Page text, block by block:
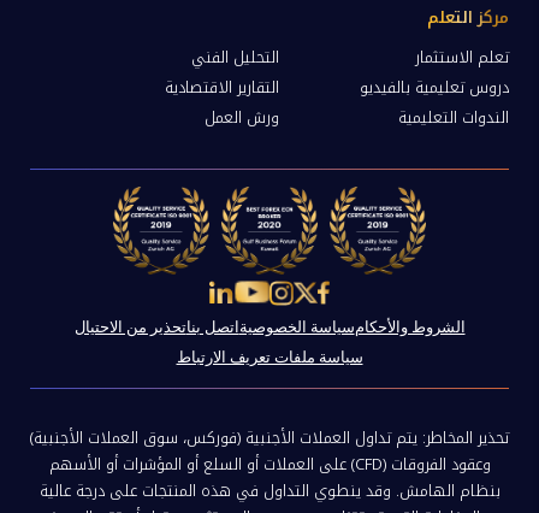
مركز التعلم
تعلم الاستثمار
التحليل الفني
دروس تعليمية بالفيديو
التقارير الاقتصادية
الندوات التعليمية
ورش العمل
الشروط والأحكامسياسة الخصوصية اتصل بناتحذير من الاحتيال
سياسة ملفات تعريف الارتباط
تحذير المخاطر: يتم تداول العملات الأجنبية (فوركس، سوق العملات الأجنبية)
وعقود الفروقات (CFD) على العملات أو السلع أو المؤشرات أو الأسهم
بنظام الهامش. وقد ينطوي التداول في هذه المنتجات على درجة عالية